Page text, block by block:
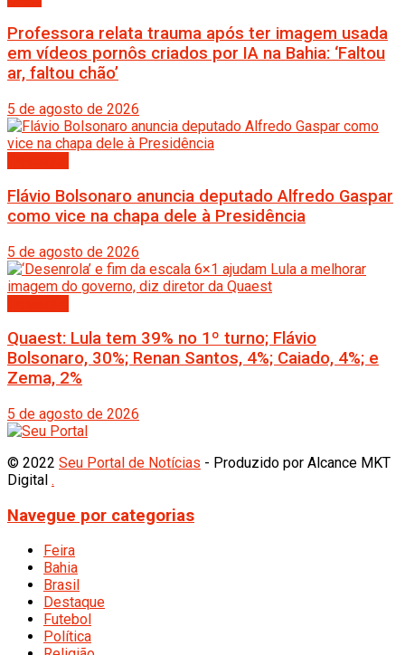
Professora relata trauma após ter imagem usada
em vídeos pornôs criados por IA na Bahia: ‘Faltou
ar, faltou chão’
5 de agosto de 2026
Flávio Bolsonaro anuncia deputado Alfredo Gaspar
como vice na chapa dele à Presidência
5 de agosto de 2026
Quaest: Lula tem 39% no 1º turno; Flávio
Bolsonaro, 30%; Renan Santos, 4%; Caiado, 4%; e
Zema, 2%
5 de agosto de 2026
© 2022 Seu Portal de Notícias - Produzido por Alcance MKT
Digital .
Navegue por categorias
Feira
Bahia
Brasil
Destaque
Futebol
Política